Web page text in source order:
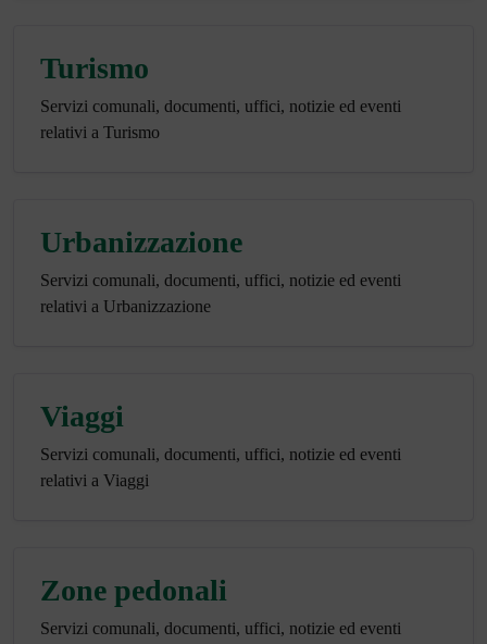
Turismo
Servizi comunali, documenti, uffici, notizie ed eventi
relativi a Turismo
Urbanizzazione
Servizi comunali, documenti, uffici, notizie ed eventi
relativi a Urbanizzazione
Viaggi
Servizi comunali, documenti, uffici, notizie ed eventi
relativi a Viaggi
Zone pedonali
Servizi comunali, documenti, uffici, notizie ed eventi